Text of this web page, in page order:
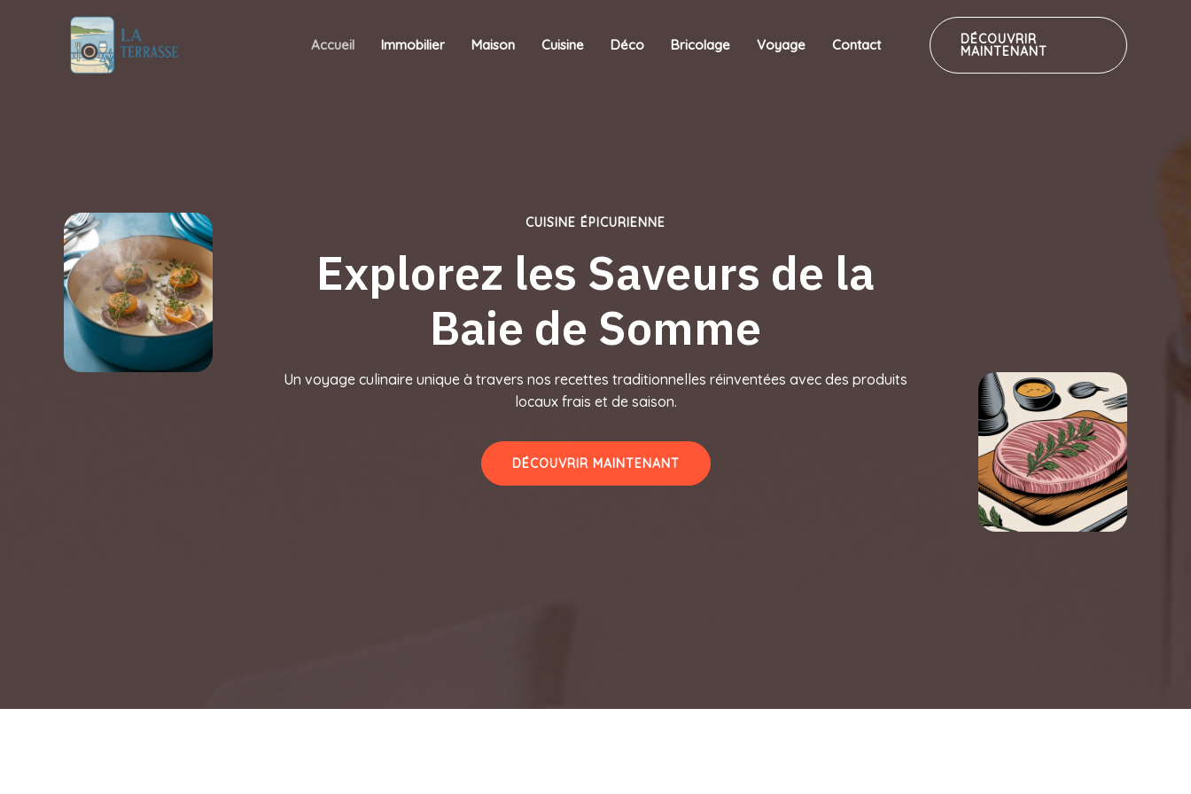
Accueil Immobilier Maison Cuisine Déco Bricolage Voyage Contact DÉCOUVRIR
MAINTENANT
CUISINE ÉPICURIENNE
Explorez les Saveurs de la
Baie de Somme
Un voyage culinaire unique à travers nos recettes traditionnelles réinventées avec des produits
locaux frais et de saison.
DÉCOUVRIR MAINTENANT